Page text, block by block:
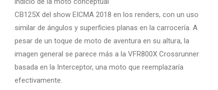
CB125X del show EICMA 2018 en los renders, con un uso
similar de ángulos y superficies planas en la carrocería. A
pesar de un toque de moto de aventura en su altura, la
imagen general se parece más a la VFR800X Crossrunner
basada en la Interceptor, una moto que reemplazaría
efectivamente.